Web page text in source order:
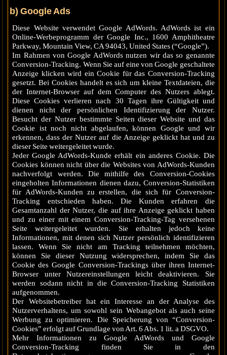
b) Google Ads
Diese Website verwendet Google AdWords. AdWords ist ein
Online-Werbeprogramm der Google Inc., 1600 Amphitheatre
Parkway, Mountain View, CA 94043, United States (“Google”).
Im Rahmen von Google AdWords nutzen wir das so genannte
Conversion-Tracking. Wenn Sie auf eine von Google geschaltete
Anzeige klicken wird ein Cookie für das Conversion-Tracking
gesetzt. Bei Cookies handelt es sich um kleine Textdateien, die
der Internet-Browser auf dem Computer des Nutzers ablegt.
Diese Cookies verlieren nach 30 Tagen ihre Gültigkeit und
dienen nicht der persönlichen Identifizierung der Nutzer.
Besucht der Nutzer bestimmte Seiten dieser Website und das
Cookie ist noch nicht abgelaufen, können Google und wir
erkennen, dass der Nutzer auf die Anzeige geklickt hat und zu
dieser Seite weitergeleitet wurde.
Jeder Google AdWords-Kunde erhält ein anderes Cookie. Die
Cookies können nicht über die Websites von AdWords-Kunden
nachverfolgt werden. Die mithilfe des Conversion-Cookies
eingeholten Informationen dienen dazu, Conversion-Statistiken
für AdWords-Kunden zu erstellen, die sich für Conversion-
Tracking entschieden haben. Die Kunden erfahren die
Gesamtanzahl der Nutzer, die auf ihre Anzeige geklickt haben
und zu einer mit einem Conversion-Tracking-Tag versehenen
Seite weitergeleitet wurden. Sie erhalten jedoch keine
Informationen, mit denen sich Nutzer persönlich identifizieren
lassen. Wenn Sie nicht am Tracking teilnehmen möchten,
können Sie dieser Nutzung widersprechen, indem Sie das
Cookie des Google Conversion-Trackings über ihren Internet-
Browser unter Nutzereinstellungen leicht deaktivieren. Sie
werden sodann nicht in die Conversion-Tracking Statistiken
aufgenommen.
Der Websitebetreiber hat ein Interesse an der Analyse des
Nutzerverhaltens, um sowohl sein Webangebot als auch seine
Werbung zu optimieren. Die Speicherung von “Conversion-
Cookies” erfolgt auf Grundlage von Art. 6 Abs. 1 lit. a DSGVO.
Mehr Informationen zu Google AdWords und Google
Conversion-Tracking finden Sie in den